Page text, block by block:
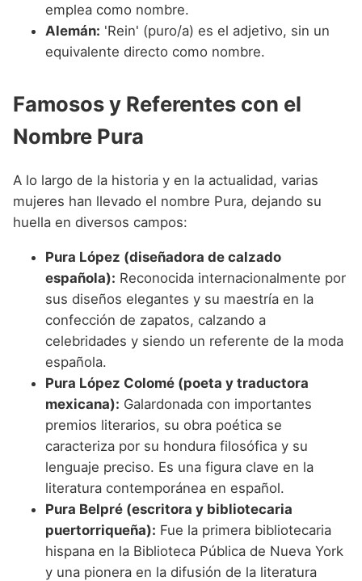
emplea como nombre.
Alemán: 'Rein' (puro/a) es el adjetivo, sin un
equivalente directo como nombre.
Famosos y Referentes con el
Nombre Pura
A lo largo de la historia y en la actualidad, varias
mujeres han llevado el nombre Pura, dejando su
huella en diversos campos:
Pura López (diseñadora de calzado
española): Reconocida internacionalmente por
sus diseños elegantes y su maestría en la
confección de zapatos, calzando a
celebridades y siendo un referente de la moda
española.
Pura López Colomé (poeta y traductora
mexicana): Galardonada con importantes
premios literarios, su obra poética se
caracteriza por su hondura filosófica y su
lenguaje preciso. Es una figura clave en la
literatura contemporánea en español.
Pura Belpré (escritora y bibliotecaria
puertorriqueña): Fue la primera bibliotecaria
hispana en la Biblioteca Pública de Nueva York
y una pionera en la difusión de la literatura